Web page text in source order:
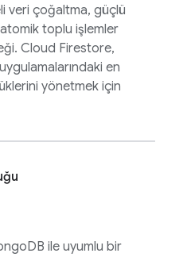
veri çoğaltma, güçlü
toplu işlemler
Cloud Firestore,
en
yönetmek için
ile uyumlu bir